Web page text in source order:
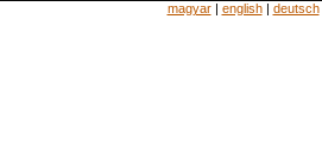
magyar| english| deutsch